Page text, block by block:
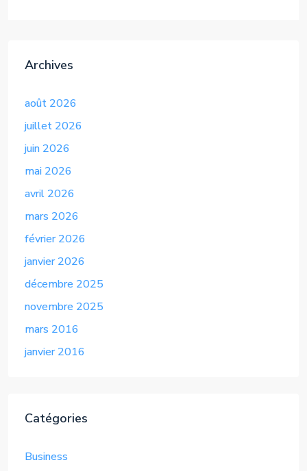
Archives
août 2026
juillet 2026
juin 2026
mai 2026
avril 2026
mars 2026
février 2026
janvier 2026
décembre 2025
novembre 2025
mars 2016
janvier 2016
Catégories
Business